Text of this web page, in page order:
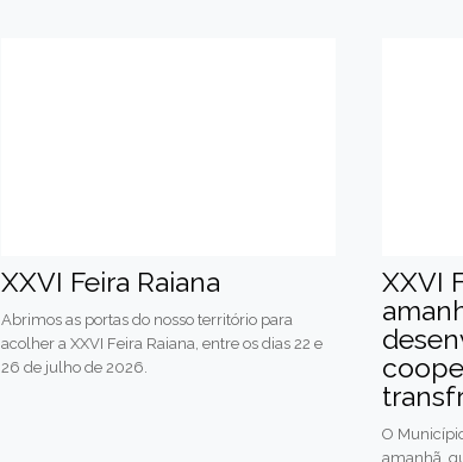
XXVI Feira Raiana
Abrimos as portas do nosso território para
acolher a XXVI Feira Raiana, entre os dias 22 e
26 de julho de 2026.
XXVI
O
amanhã,